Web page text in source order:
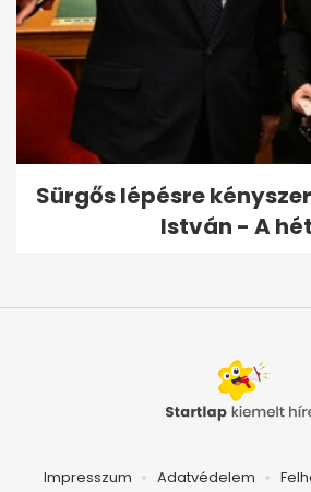
Sürgős lépésre
István - A
Impresszum Adatvédelem